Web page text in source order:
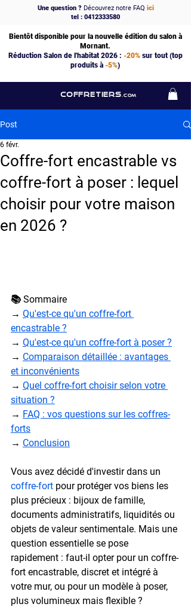
COFFRETIERS .COM
Une question ?Découvrez notre FAQ ici
tel : 0412333580
Bientôt disponible pour la nouvelle édition du salon à
Mornant.
Réduction Salon de l'habitat 2026 : -20%sur tout (top
produits à -5%)
Post
Coffre-fort encastrable vs
coffre-fort à poser : lequel
choisir pour votre maison
en 2026 ?
6 févr.
📚 Sommaire
→ Qu'est-ce qu'un coffre-fort
encastrable ?
→ Qu'est-ce qu'un coffre-fort à poser ?
→ Comparaison détaillée : avantages
et inconvénients
→ Quel coffre-fort choisir selon votre
situation ?
→ FAQ : vos questions sur les coffres-
forts
→ Conclusion
Vous avez décidé d'investir dans un
coffre-fort pour protéger vos biens les
plus précieux : bijoux de famille,
documents administratifs, liquidités ou
objets de valeur sentimentale. Mais une
question essentielle se pose
rapidement : faut-il opter pour un coffre-
fort encastrable, discret et intégré à
votre mur, ou pour un modèle à poser,
plus volumineux mais flexible ?